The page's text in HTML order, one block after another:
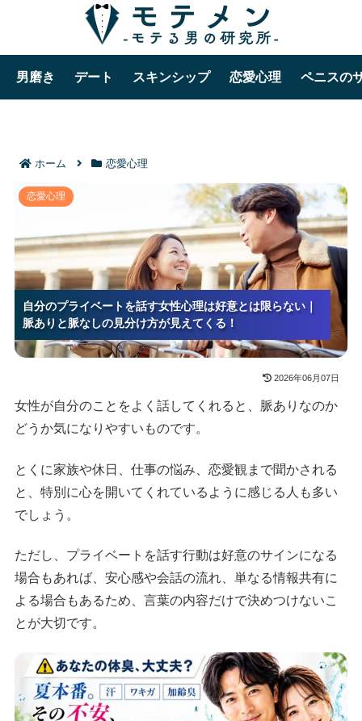
男磨き デート スキンシップ 恋愛心理 ペニスの
ホーム 恋愛心理
自分のプライベートを話す女性心理は好意とは限らな
い｜脈ありと脈なしの見分け方が見えてくる！
自分のプライベートを話す女性心理は好意とは限らない｜
脈ありと脈なしの見分け方が見えてくる！
自分のプライベートを話す女性心理は好意とは限らない｜
脈ありと脈なしの見分け方が見えてくる！
自分のプライベートを話す女性心理は好意とは限らない｜
脈ありと脈なしの見分け方が見えてくる！
恋愛心理
2026年06月07日
女性が自分のことをよく話してくれると、脈ありなのか
どうか気になりやすいものです。
とくに家族や休日、仕事の悩み、恋愛観まで聞かされる
と、特別に心を開いてくれているように感じる人も多い
でしょう。
ただし、プライベートを話す行動は好意のサインになる
場合もあれば、安心感や会話の流れ、単なる情報共有に
よる場合もあるため、言葉の内容だけで決めつけないこ
とが大切です。